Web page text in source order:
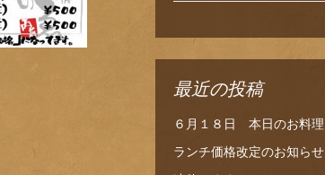
最近の投稿
６月１８日 本日のお料理
ランチ価格改定のお知らせ